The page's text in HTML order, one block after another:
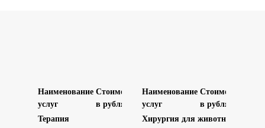
Наименование
услуг
Стоимость
в рублях
Терапия
Наименование
услуг
Стоимость
в рублях
Хирургия для животных